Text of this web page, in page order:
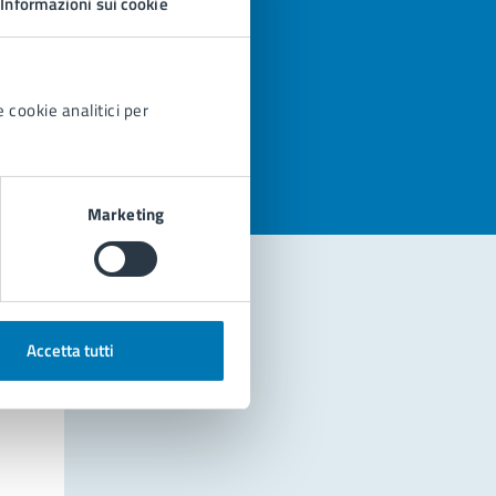
cookie analitici per
Marketing
Accetta tutti